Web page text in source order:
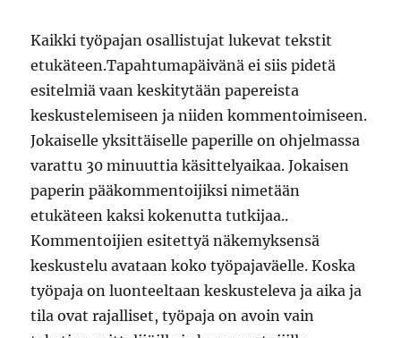
Kaikki työpajan osallistujat lukevat tekstit
etukäteen.Tapahtumapäivänä ei siis pidetä
esitelmiä vaan keskitytään papereista
keskustelemiseen ja niiden kommentoimiseen.
Jokaiselle yksittäiselle paperille on ohjelmassa
varattu 30 minuuttia käsittelyaikaa. Jokaisen
paperin pääkommentoijiksi nimetään
etukäteen kaksi kokenutta tutkijaa..
Kommentoijien esitettyä näkemyksensä
keskustelu avataan koko työpajaväelle. Koska
työpaja on luonteeltaan keskusteleva ja aika ja
tila ovat rajalliset, työpaja on avoin vain